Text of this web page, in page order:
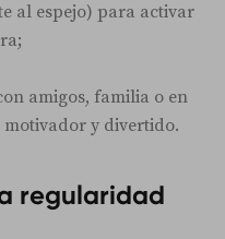
al espejo) para activar
amigos, familia o en
motivador y divertido.
regularidad